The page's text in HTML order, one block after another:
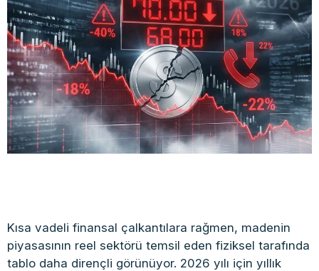
Kısa vadeli finansal çalkantılara rağmen, madenin
piyasasının reel sektörü temsil eden fiziksel tarafında
tablo daha dirençli görünüyor. 2026 yılı için yıllık